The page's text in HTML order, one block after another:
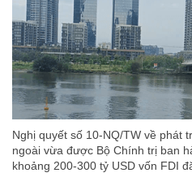
Nghị quyết số 10-NQ/TW về phát
ngoài vừa được Bộ Chính trị ban
khoảng 200-300 tỷ USD vốn FDI